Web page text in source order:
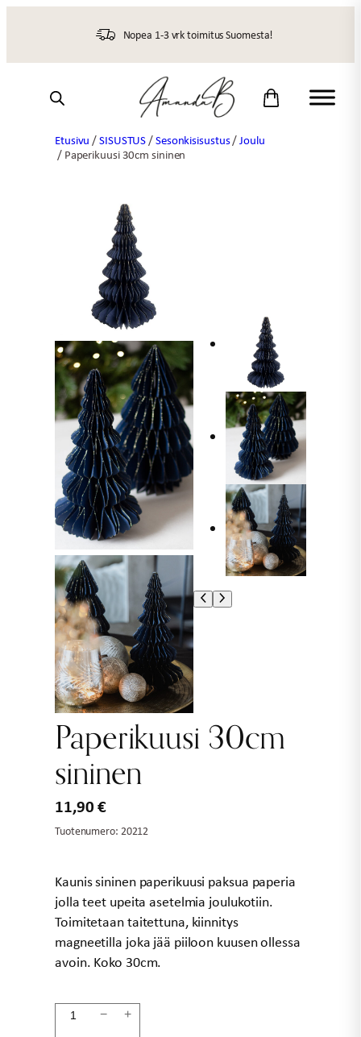
Nopea 1-3 vrk toimitus Suomesta!
Etusivu /SISUSTUS/Sesonkisisustus/Joulu
/ Paperikuusi 30cm sininen
Paperikuusi 30cm
sininen
11,90€
Tuotenumero: 20212
Kaunis sininen paperikuusi paksua paperia
jolla teet upeita asetelmia joulukotiin.
Toimitetaan taitettuna, kiinnitys
magneetilla joka jää piiloon kuusen ollessa
avoin. Koko 30cm.
Paperikuusi
− +